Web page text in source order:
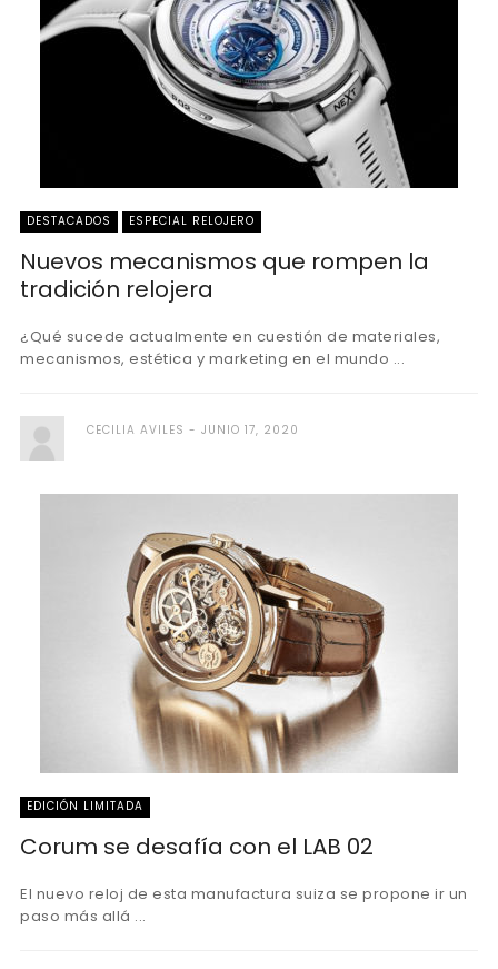
DESTACADOS ESPECIAL RELOJERO
Nuevos mecanismos que rompen la
tradición relojera
¿Qué sucede actualmente en cuestión de materiales,
mecanismos, estética y marketing en el mundo ...
CECILIA AVILES JUNIO 17, 2020
EDICIÓN LIMITADA
Corum se desafía con el LAB 02
El nuevo reloj de esta manufactura suiza se propone ir un
paso más allá ...